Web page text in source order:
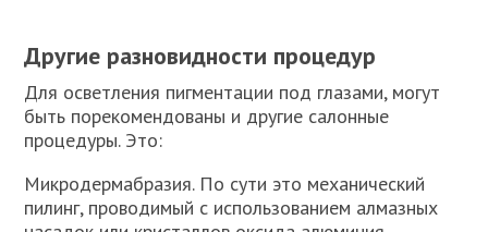
Другие разновидности процедур
Для осветления пигментации под глазами, могут
быть порекомендованы и другие салонные
процедуры. Это:
Микродермабразия. По сути это механический
пилинг, проводимый с использованием алмазных